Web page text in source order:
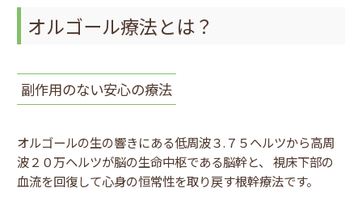
オルゴール療法とは？
副作用のない安心の療法
オルゴールの生の響きにある低周波３.７５ヘルツから高周
波２０万ヘルツが脳の生命中枢である脳幹と、 視床下部の
血流を回復して心身の恒常性を取り戻す根幹療法です。